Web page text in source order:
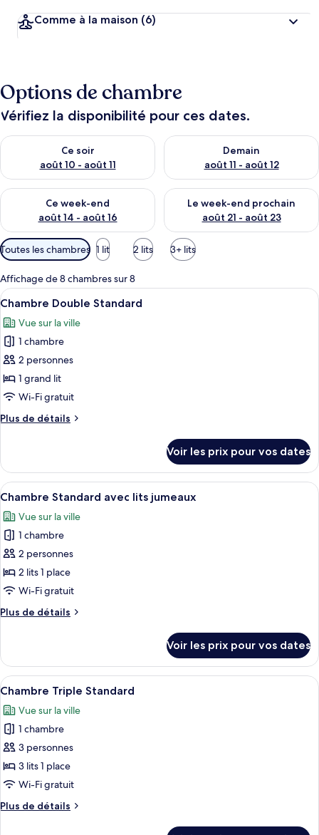
Comme à la maison (6)
Options de chambre
Vérifiez la disponibilité pour ces dates.
Ce soir
août 10 - août 11
Vérifier la disponibilité pour ce soir août 10 - août 11
Demain
août 11 - août 12
Vérifier la disponibilité pour
Ce week-end
août 14 - août 16
Vérifier la disponibilité pour ce week-end août 14 - août 16
Le week-end prochain
août 21 - août 23
Vérifier la disponibilité pour
Filtres
disponibles
pour
les
chambres
Toutes les chambres 1 lit 2 lits 3+ lits
Affichage de 8 chambres sur 8
Afficher
toutes
les
photos
pour
ce
type
chambre :
Standard
Un lit bien fait, avec du linge de lit
14
Chambre Double Standard
Vue sur la ville
1 chambre
2 personnes
1 grand lit
Wi-Fi gratuit
Plus de détails
Plus
le
type
de
Chambre
Double
Standard
Voir les prix pour vos dates
Afficher
toutes
les
photos
pour
ce
type
chambre :
avec
lits
jumeaux
Une chambre d’hôtel avec deux lits,
13
Chambre Standard avec lits jumeaux
Vue sur la ville
1 chambre
2 personnes
2 lits 1 place
Wi-Fi gratuit
Plus de détails
Plus
le
type
de
Chambre
Standard
avec
lits
jumeaux
Voir les prix pour vos dates
Afficher
toutes
les
photos
pour
ce
type
chambre :
Une chambre d’hôtel avec deux lits,
6
Chambre Triple Standard
Vue sur la ville
1 chambre
3 personnes
3 lits 1 place
Wi-Fi gratuit
Plus de détails
Plus